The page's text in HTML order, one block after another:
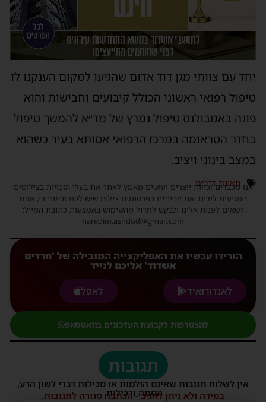
יחד עם צוותי מגן דוד אדום שהגיעו למקום הענקנו לו
טיפול רפואי ראשוני הכולל קיבועים וחבישות והוא
פונה באמבולנס טיפול נמרץ של מד״א להמשך טיפול
בחדר הטראומה במרכז הרפואי אסותא בעיר כשהוא
במצב בינוני ויציב.
תאונת דרכים
אנו מכבדים זכויות יוצרים ועושים מאמץ לאתר את בעלי הזכויות בצילומים
המגיעים לידינו. אם זיהיתים בפרסומינו צילום שיש לכם זכויות בו, אתם
רשאים לפנות אלינו ולבקש לחדול מהשימוש באמצעות כתובת המייל:
haredim.ashdod@gmail.com
הורידו עכשיו את האפליקצייה המובילה של 'חרדים
אשדוד' אליכם לנייד
לאנדורואיד
לאפל
להצטרפות לקבוצת העדכונים בוואטסאפ
תגובות
אין לשלוח תגובות שאינם הולמות או מכילות דברי לשון הרע,
הסתה ורכילות.
במידה ולא ניתן להגיב - הכתבה סגורה לתגובות.